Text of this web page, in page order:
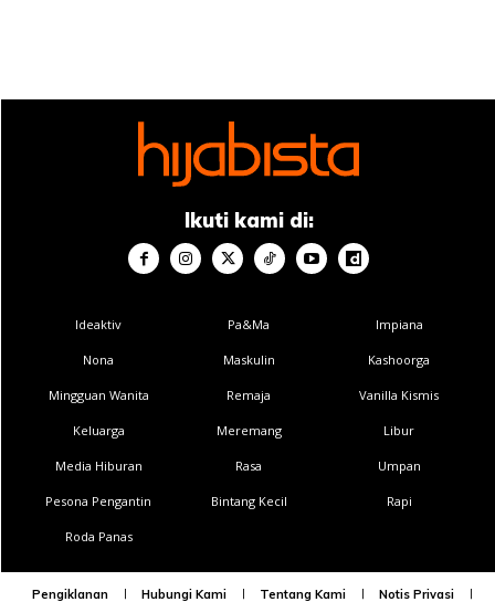
Ikuti kami di:
Ideaktiv
Nona
Mingguan Wanita
Keluarga
Media Hiburan
Pesona Pengantin
Roda Panas
Pa&Ma
Maskulin
Remaja
Meremang
Rasa
Bintang Kecil
Impiana
Kashoorga
Vanilla Kismis
Libur
Umpan
Rapi
Pengiklanan Hubungi Kami Tentang Kami Notis Privasi